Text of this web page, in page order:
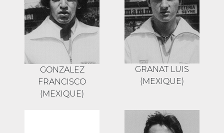
GONZALEZ
FRANCISCO
(MEXIQUE)
GRANAT LUIS
(MEXIQUE)